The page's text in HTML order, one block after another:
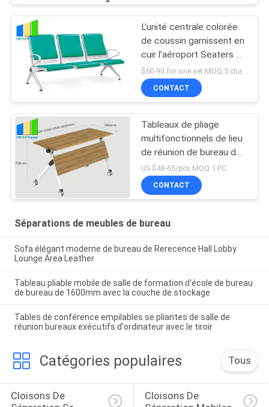
L'unité centrale colorée
de coussin garnissent en
cuir l'aéroport Seaters de
chaises de salle
d'attente
CONTACT
Tableaux de pliage
multifonctionnels de lieu
de réunion de bureau de
conseil à haute densité
US $48-65/pcs MOQ:1 PC.
CONTACT
Séparations de meubles de bureau
Sofa élégant moderne de bureau de Rerecence Hall Lobby
Lounge Area Leather
Tableau pliable mobile de salle de formation d'école de bureau
de bureau de 1600mm avec la couche de stockage
Tables de conférence empilables se pliantes de salle de
réunion bureaux exécutifs d'ordinateur avec le tiroir
Catégories populaires Tous
Cloisons De
Cloisons De